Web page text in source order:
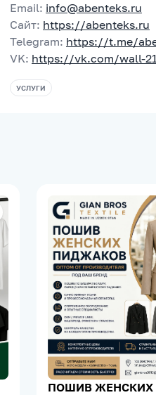
Email: info@abenteks.ru
Сайт: https://abenteks.ru
Telegram: https://t.me/
VK: https://vk.com/wall-
УСЛУГИ
ПОШИВ